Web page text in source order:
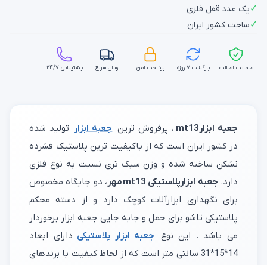
✓یک عدد قفل فلزی
✓ساخت کشور ایران
ضمانت اصالت بازگشت ۷ روزه پرداخت امن ارسال سریع پشتیبانی ۲۴/۷
جعبه ابزارmt13 ، پرفروش ترین جعبه ابزار تولید شده
در کشور ایران است که از باکیفیت ترین پلاستیک فشرده
نشکن ساخته شده و وزن سبک تری نسبت به نوع فلزی
دارد. جعبه ابزارپلاستیکی mt13 مهر، دو جایگاه مخصوص
برای نگهداری ابزارآلات کوچک دارد و از دسته محکم
پلاستیکی تاشو برای حمل و جابه جایی جعبه ابزار برخوردار
می باشد . این نوع جعبه ابزار پلاستیکی دارای ابعاد
14*15*31 سانتی متر است که از لحاظ کیفیت با برندهای